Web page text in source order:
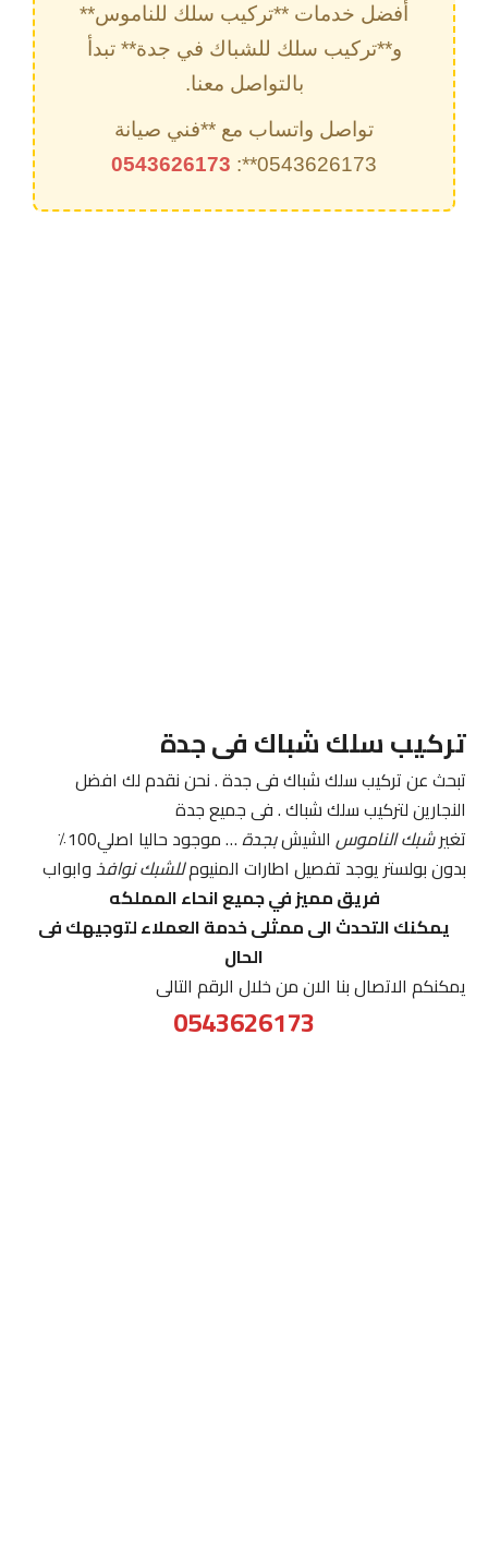
أفضل خدمات **تركيب سلك للناموس**
و**تركيب سلك للشباك في جدة** تبدأ
بالتواصل معنا.
تواصل واتساب مع **فني صيانة
0543626173**:
تركيب سلك شباك فى جدة
تبحث عن تركيب سلك شباك فى جدة . نحن نقدم لك افضل
النجارين لتركيب سلك شباك . فى جميع جدة
تغيرشبك الناموس الشيشبجدة
… موجود حاليا اصلي100٪
بدون بولستر يوجد تفصيل اطارات المنيومللشبك نوافذوابواب
فريق مميز في جميع انحاء المملكه
يمكنك التحدث الى ممثلى خدمة العملاء لتوجيهك فى
الحال
يمكنكم الاتصال بنا الان من خلال الرقم التالى
0543626173